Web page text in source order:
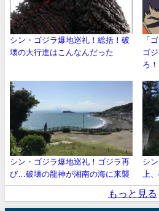
シン・ゴジラ爆地巡礼！総括！破
壊の大行進はこんなんだった
「
ゴ
ろ！
シン・ゴジラ爆地巡礼！ゴジラ再
び…破壊の龍神が湘南の海に来襲
シ
上
もっと見る